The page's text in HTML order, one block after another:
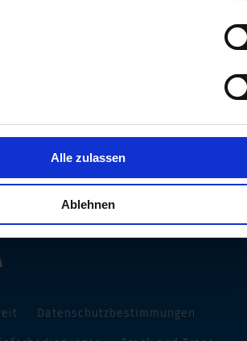
Alle zulassen
Ablehnen
und Sprache wählen
Datenschutzbestimmungen